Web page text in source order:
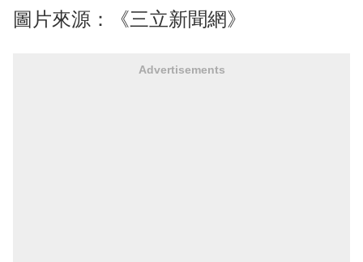
圖片來源：《三立新聞網》
Advertisements